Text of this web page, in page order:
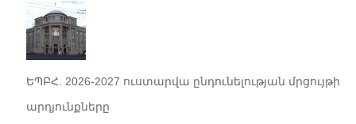
ԵՊԲՀ. 2026-2027 ուստարվա ընդունելության մրցույթի
արդյունքները